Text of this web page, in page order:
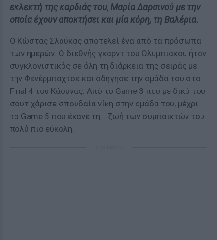
εκλεκτή της καρδιάς του, Μαρία Δαρσινού με την
οποία έχουν αποκτήσει και μία κόρη, τη Βαλέρια.
Ο Κώστας Σλούκας αποτελεί ένα από τα πρόσωπα
των ημερών. Ο διεθνής γκαρντ του Ολυμπιακού ήταν
συγκλονιστικός σε όλη τη διάρκεια της σειράς με
την Φενέρμπαχτσε και οδήγησε την ομάδα του στο
Final 4 του Κάουνας. Από το Game 3 που με δικό του
σουτ χάρισε σπουδαία νίκη στην ομάδα του, μέχρι
το Game 5 που έκανε τη... ζωή των συμπαικτών του
πολύ πιο εύκολη.